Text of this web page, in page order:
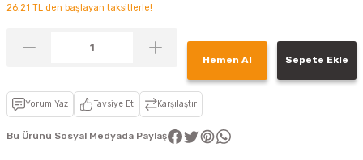
26,21 TL den başlayan taksitlerle!
Hemen Al Sepete Ekle
Yorum Yaz Tavsiye Et Karşılaştır
Bu Ürünü Sosyal Medyada Paylaş